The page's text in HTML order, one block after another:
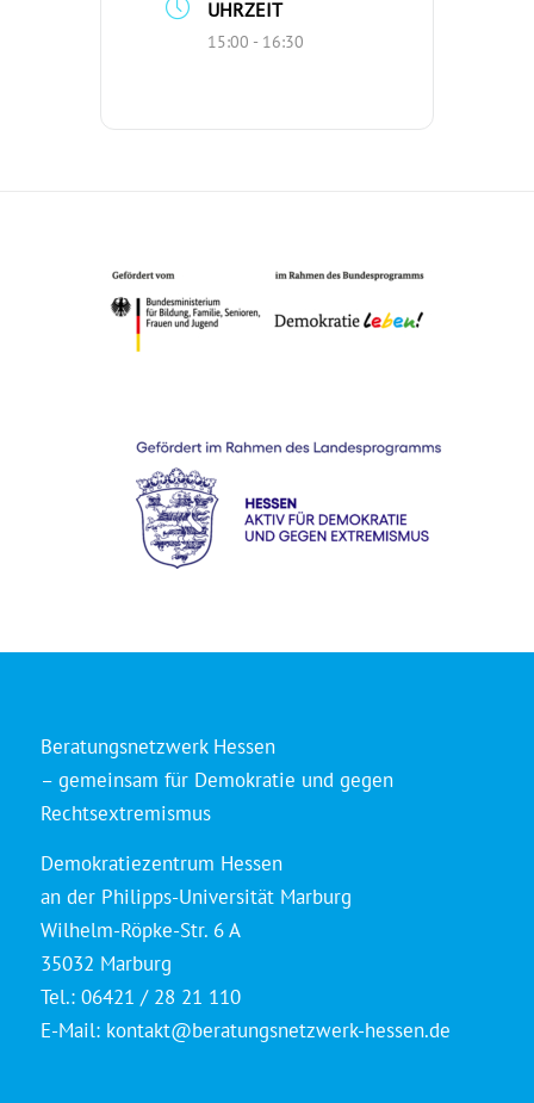
UHRZEIT
15:00 - 16:30
Beratungsnetzwerk Hessen
– gemeinsam für Demokratie und gegen
Rechtsextremismus
Demokratiezentrum Hessen
an der Philipps-Universität Marburg
Wilhelm-Röpke-Str. 6 A
35032 Marburg
Tel.: 06421 / 28 21 110
E-Mail: kontakt@beratungsnetzwerk-hessen.de